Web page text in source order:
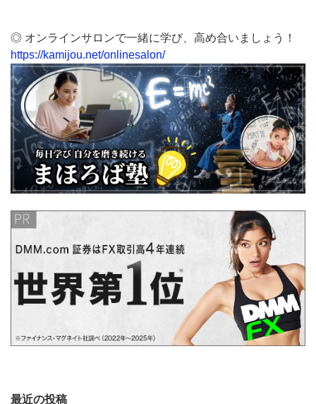
◎ オンラインサロンで一緒に学び、高め合いましょう！
https://kamijou.net/onlinesalon/
最近の投稿